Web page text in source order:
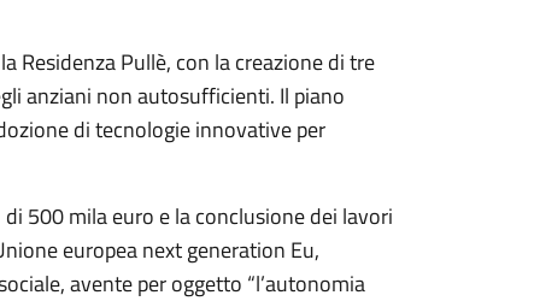
Residenza Pullè, con la creazione di tre
anziani non autosufficienti. Il piano
di tecnologie innovative per
500 mila euro e la conclusione dei lavori
europea next generation Eu,
avente per oggetto “l’autonomia